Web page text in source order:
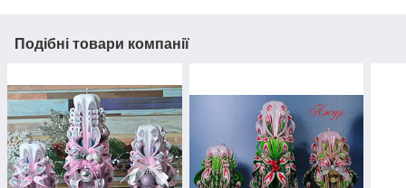
Подібні товари компанії